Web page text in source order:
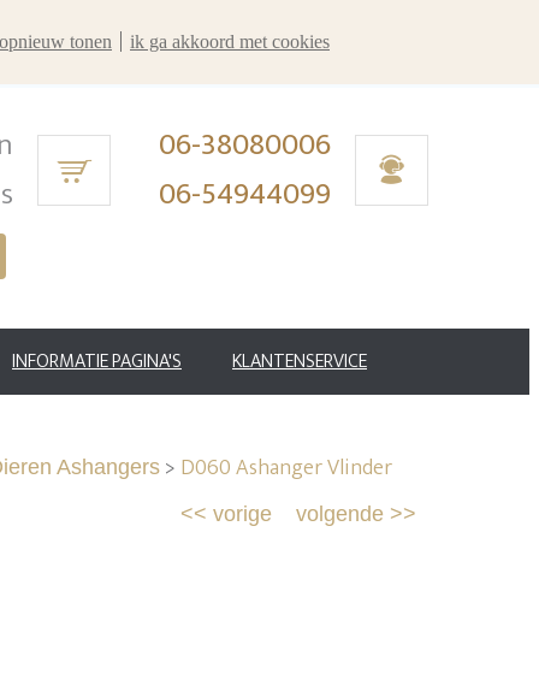
06-38080006
06-54944099
INFORMATIE PAGINA'S KLANTENSERVICE
Ashangers > D060 Ashanger Vlinder
volgende >>
<< vorige
tonen ik ga akkoord met cookies